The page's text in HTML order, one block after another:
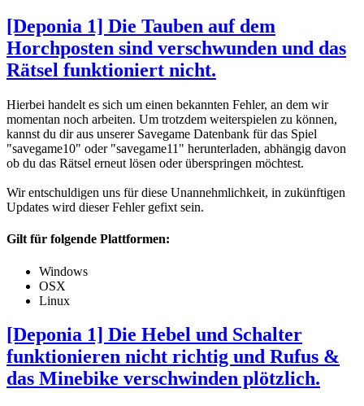
[Deponia 1] Die Tauben auf dem
Horchposten sind verschwunden und das
Rätsel funktioniert nicht.
Hierbei handelt es sich um einen bekannten Fehler, an dem wir
momentan noch arbeiten. Um trotzdem weiterspielen zu können,
kannst du dir aus unserer Savegame Datenbank für das Spiel
"savegame10" oder "savegame11" herunterladen, abhängig davon
ob du das Rätsel erneut lösen oder überspringen möchtest.
Wir entschuldigen uns für diese Unannehmlichkeit, in zukünftigen
Updates wird dieser Fehler gefixt sein.
Gilt für folgende Plattformen:
Windows
OSX
Linux
[Deponia 1] Die Hebel und Schalter
funktionieren nicht richtig und Rufus &
das Minebike verschwinden plötzlich.